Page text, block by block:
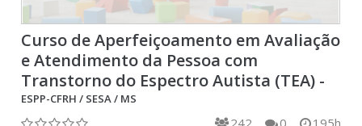
Curso de Aperfeiçoamento em Avaliação
e Atendimento da Pessoa com
Transtorno do Espectro Autista (TEA) -
2026
ESPP-CFRH / SESA / MS
195h
0
242